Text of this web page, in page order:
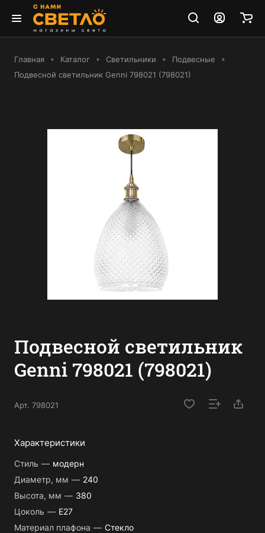
Главная Каталог Светильники
Подвесные
Подвесной светильник Genni 798021 (798021)
Подвесной светильник
Genni 798021 (798021)
Арт. 798021
Характеристики
Стиль — модерн
Диаметр, мм — 240
Высота, мм — 380
Цоколь — E27
Материал плафона — Стекло